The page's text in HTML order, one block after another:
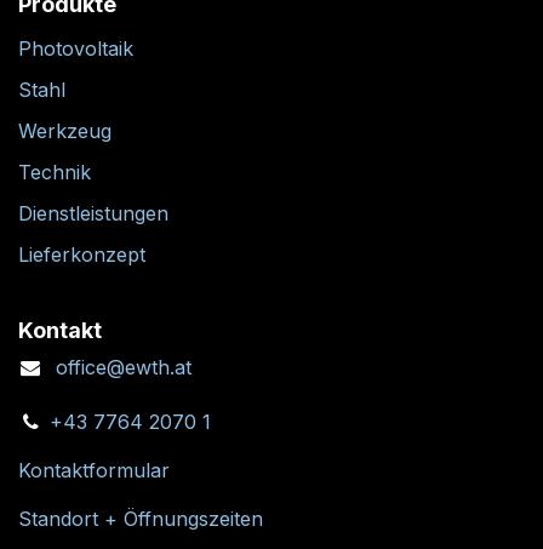
Photovoltaik
Stahl
Werkzeug
Technik
Dienstleistungen
Lieferkonzept
Kontakt
office@ewth.at
+43 7764 2070 1
Kontaktformular
Standort + Öffnungszeiten